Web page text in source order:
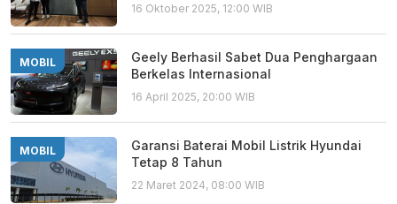
16 Oktober 2025, 12:00 WIB
MOBIL
Geely Berhasil Sabet Dua Penghargaan
Berkelas Internasional
16 April 2025, 20:00 WIB
MOBIL
Garansi Baterai Mobil Listrik Hyundai
Tetap 8 Tahun
22 Maret 2024, 08:00 WIB